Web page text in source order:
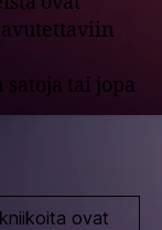
satoja tai jopa
ovat